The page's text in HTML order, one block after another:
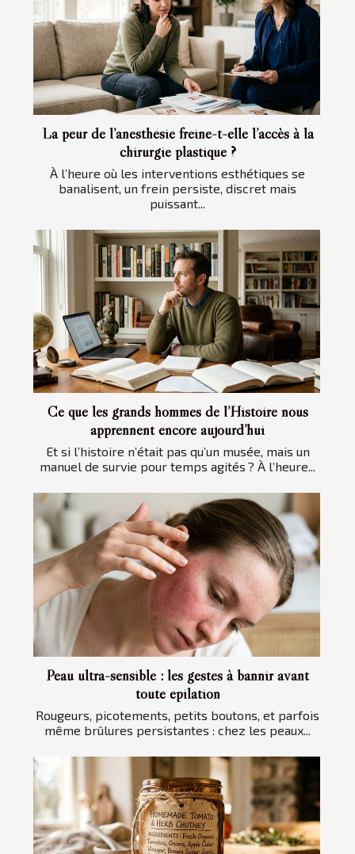
La peur de l’anesthésie freine-t-elle l’accès à la
chirurgie plastique ?
À l’heure où les interventions esthétiques se
banalisent, un frein persiste, discret mais
puissant...
Ce que les grands hommes de l’Histoire nous
apprennent encore aujourd’hui
Et si l’histoire n’était pas qu’un musée, mais un
manuel de survie pour temps agités ? À l’heure...
Peau ultra-sensible : les gestes à bannir avant
toute épilation
Rougeurs, picotements, petits boutons, et parfois
même brûlures persistantes : chez les peaux...